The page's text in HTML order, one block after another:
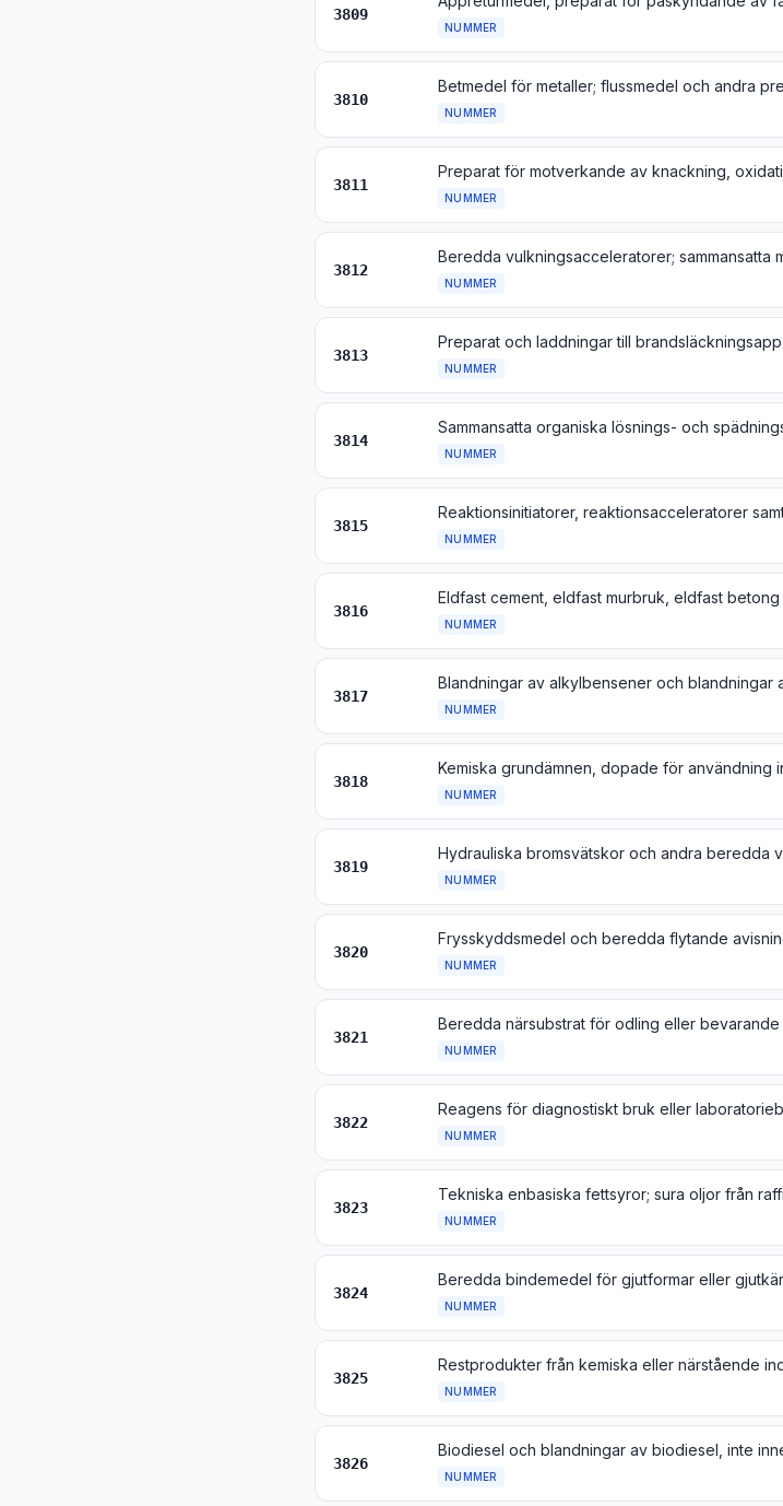
3809
NUMMER
3810
NUMMER
3811
NUMMER
3812
NUMMER
3813
Preparat och laddningar till
NUMMER
3814
NUMMER
3815
NUMMER
3816
NUMMER
3817
NUMMER
3818
NUMMER
3819
NUMMER
3820
Frysskyddsmedel och beredda flytande
NUMMER
3821
NUMMER
3822
NUMMER
3823
Tekniska enbasiska fettsyror; sura oljor från
NUMMER
3824
NUMMER
3825
NUMMER
3826
NUMMER